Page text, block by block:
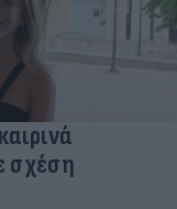
σχέση